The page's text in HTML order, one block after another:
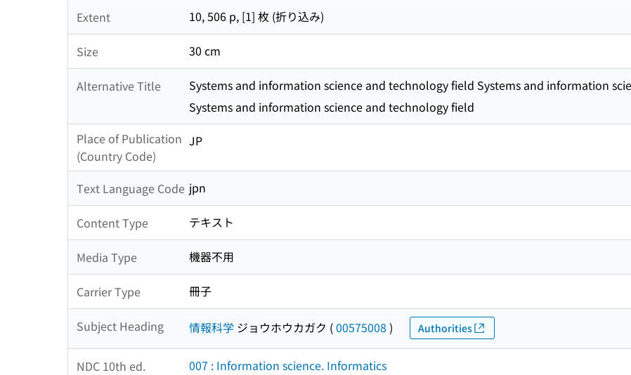
Extent 10, 506 p, [1] 枚 (折り込み)
Size 30 cm
Alternative Title
Systems and information science and technology field Systems and information
Systems and information science and technology field
Place of Publication
(Country Code)
JP
Text Language Code jpn
Content Type テキスト
Media Type 機器不用
Carrier Type 冊子
Subject Heading 情報科学 ジョウホウカガク (00575008 ) Authorities
NDC 10th ed. 007 : Information science. Informatics